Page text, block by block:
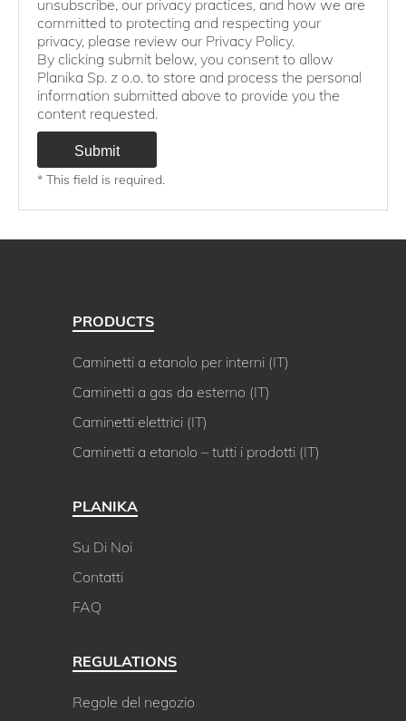
unsubscribe, our privacy practices, and how we are
committed to protecting and respecting your
privacy, please review our Privacy Policy.
By clicking submit below, you consent to allow
Planika Sp. z o.o. to store and process the personal
information submitted above to provide you the
content requested.
* This field is required.
PRODUCTS
Caminetti a etanolo per interni (IT)
Caminetti a gas da esterno (IT)
Caminetti elettrici (IT)
Caminetti a etanolo – tutti i prodotti (IT)
PLANIKA
Su Di Noi
Contatti
FAQ
REGULATIONS
Regole del negozio